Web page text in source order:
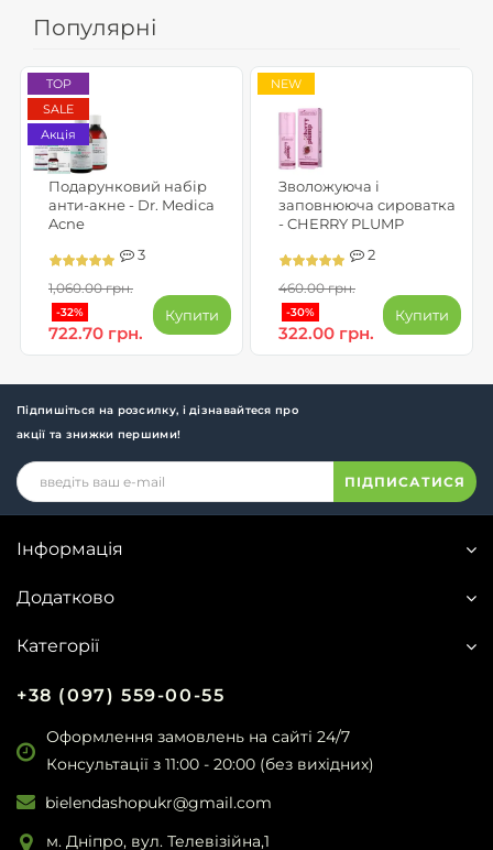
Популярні
TOP
SALE
Акція
Подарунковий набір
анти-акне - Dr. Medica
Acne
3
1,060.00 грн.
-32%
722.70 грн.
Купити
NEW
Зволожуюча і
заповнююча сироватка
- CHERRY PLUMP
2
460.00 грн.
-30%
322.00 грн.
Купити
Підпишіться на розсилку, і дізнавайтеся про
акції та знижки першими!
ПІДПИСАТИСЯ
Інформація
Додатково
Категорії
+38 (097) 559-00-55
Оформлення замовлень на сайті 24/7
Консультації з 11:00 - 20:00 (без вихідних)
bielendashopukr@gmail.com
м. Дніпро, вул. Телевізійна,1